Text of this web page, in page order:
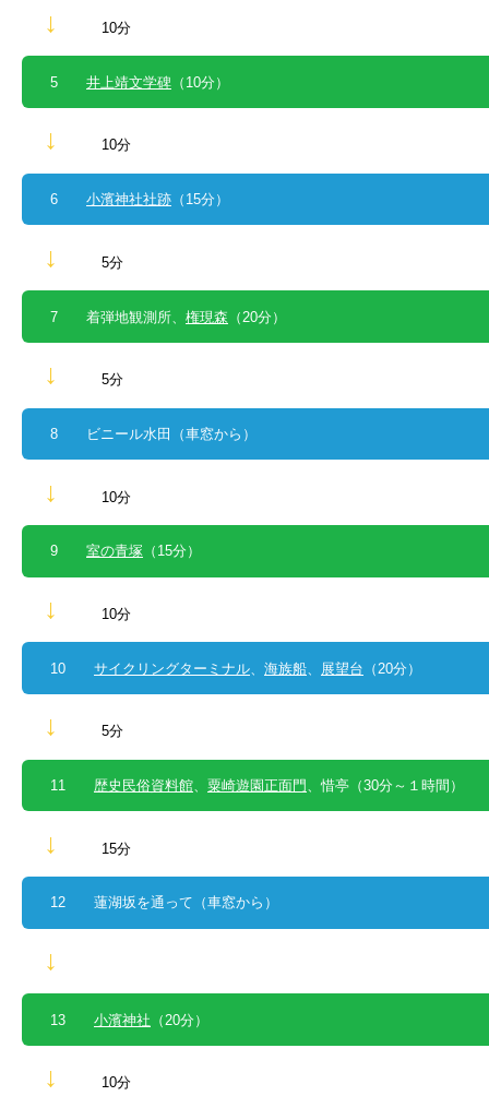
↓ 10分
5 井上靖文学碑 （10分）
↓ 10分
6 小濱神社社跡 （15分）
↓ 5分
7 着弾地観測所、 権現森 （20分）
↓ 5分
8 ビニール水田（車窓から）
↓ 10分
9 室の青塚 （15分）
↓ 10分
10 サイクリングターミナル 海族船 展望台 （20分）
↓ 5分
11 歴史民俗資料館、 粟崎遊園正面門 、惜亭（30分～１時間）
↓ 15分
12 蓮湖坂を通って（車窓から）
↓
13 小濱神社 （20分）
↓ 10分